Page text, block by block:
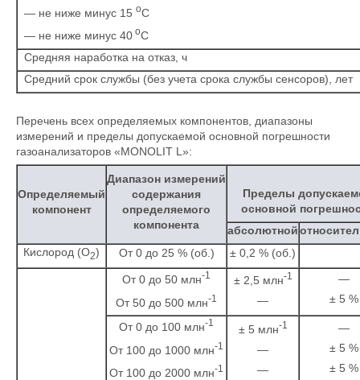
— не ниже минус 15 oC
— не ниже минус 40 oC
Средняя наработка на отказ, ч
Средний срок службы (без учета срока службы сенсоров), лет
Перечень всех определяемых компонентов, диапазоны
измерений и пределы допускаемой основной погрешности
газоанализаторов «MONOLIT L»:
Определяемый
компонент
Диапазон измерений
содержания
определяемого
компонента
Пределы
основной
абсолютной
Кислород (О2) От 0 до 25 % (об.) ± 0,2 % (об.)
От 0 до 50 млн-1
От 50 до 500 млн-1
± 2,5 млн-1
—
—
± 5 %
От 0 до 100 млн-1
От 100 до 1000 млн-1
От 100 до 2000 млн-1
± 5 млн-1
—
—
—
± 5 %
± 5 %